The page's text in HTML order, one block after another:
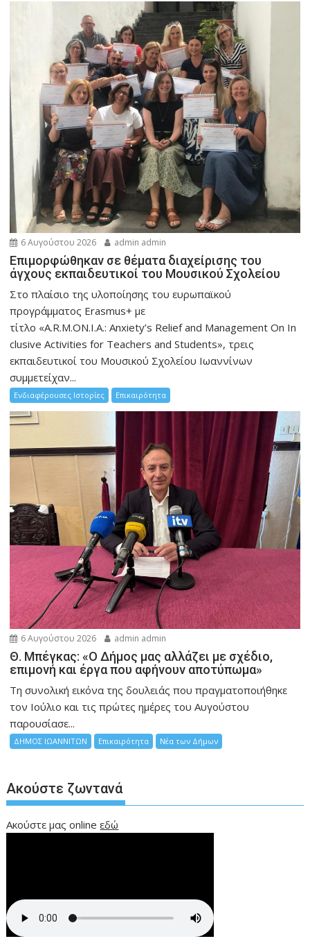
6 Αυγούστου 2026 admin admin
Eπιμορφώθηκαν σε θέματα διαχείρισης του
άγχους εκπαιδευτικοί του Μουσικού Σχολείου
Στο πλαίσιο της υλοποίησης του ευρωπαϊκού
προγράμματος Erasmus+ με
τίτλο «A.R.M.ON.I.A.: Anxiety’s Relief and Management On In
clusive Activities for Teachers and Students», τρεις
εκπαιδευτικοί του Μουσικού Σχολείου Ιωαννίνων
συμμετείχαν...
Ενδιαφέρουσες Ιστορίες Επικαιρότητα
6 Αυγούστου 2026 admin admin
Θ. Μπέγκας: «Ο Δήμος μας αλλάζει με σχέδιο,
επιμονή και έργα που αφήνουν αποτύπωμα»
Τη συνολική εικόνα της δουλειάς που πραγματοποιήθηκε
τον Ιούλιο και τις πρώτες ημέρες του Αυγούστου
παρουσίασε...
ΔΗΜΟΣ ΙΩΑΝΝΙΤΩΝ Επικαιρότητα Νέα των Δήμων
Ακούστε ζωντανά
Ακούστε μας onlineεδώ